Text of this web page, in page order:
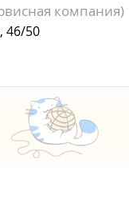
компания)
46/50